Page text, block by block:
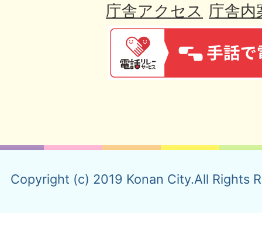
庁舎アクセス 庁舎内
Copyright (c) 2019 Konan City.All Rights